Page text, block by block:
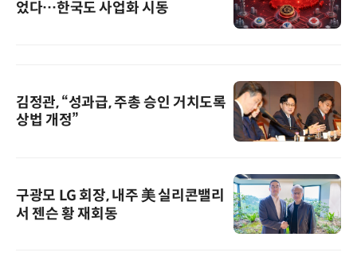
었다…한국도 사업화 시동
김정관, “성과급, 주총 승인 거치도록
상법 개정”
구광모 LG 회장, 내주 美 실리콘밸리
서 젠슨 황 재회동